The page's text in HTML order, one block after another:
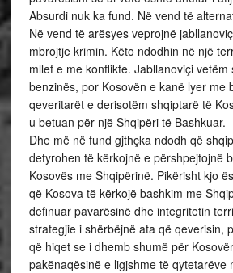
Absurdi nuk ka fund. Në vend të
Në vend të arësyes veprojnë
mbrojtje krimin. Këto ndodhin në një
mllef e me konflikte. Jabllanoviçi vetëm
benzinës, por Kosovën e kanë lyer me
qeveritarët e derisotëm shqiptarë të
u betuan për një Shqipëri të Bashkuar.
Dhe më në fund gjthçka ndodh që
detyrohen të kërkojnë e përshpejtojnë
Kosovës me Shqipërinë. Pikërisht kjo
që Kosova të kërkojë bashkim me
definuar pavarësinë dhe integritetin
strategjie i shërbëjnë ata që qeverisin,
që hiqet se i dhemb shumë për
pakënaqësinë e ligjshme të qytetarëve